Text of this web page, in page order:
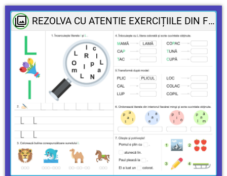
REZOLVA CU ATENTIE EXERCIȚIILE DIN FIȘĂ